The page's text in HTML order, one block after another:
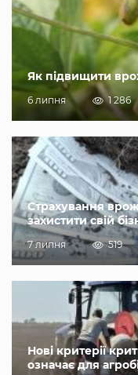
Як підвищити
6 липня 1 286
Страхування
захистити свій
7 липня 519
Нові критерії
означає для